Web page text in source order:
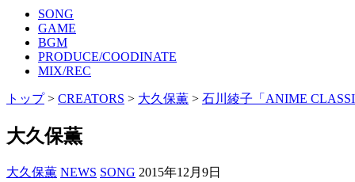
SONG
GAME
BGM
PRODUCE/COODINATE
MIX/REC
トップ> CREATORS > 大久保薫 > 石川綾子「ANIME
大久保薫
大久保薫 NEWS SONG 2015年12月9日